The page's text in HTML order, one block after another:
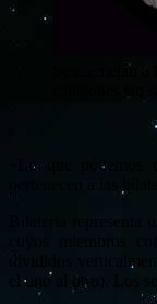
Se asemejan
callejones sin
«Lo que podemos
pertenecen a las
Bilateria representa
cuyos miembros
divididos
el uno al otro). Los